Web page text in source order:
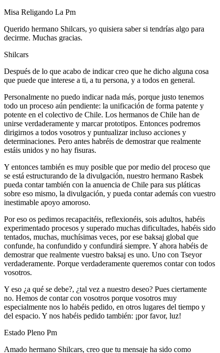
Misa Religando La Pm
Querido hermano Shilcars, yo quisiera saber si tendrías algo para
decirme. Muchas gracias.
Shilcars
Después de lo que acabo de indicar creo que he dicho alguna cosa
que puede que interese a ti, a tu persona, y a todos en general.
Personalmente no puedo indicar nada más, porque justo tenemos
todo un proceso aún pendiente: la unificación de forma patente y
potente en el colectivo de Chile. Los hermanos de Chile han de
unirse verdaderamente y marcar prototipos. Entonces podremos
dirigirnos a todos vosotros y puntualizar incluso acciones y
determinaciones. Pero antes habréis de demostrar que realmente
estáis unidos y no hay fisuras.
Y entonces también es muy posible que por medio del proceso que
se está estructurando de la divulgación, nuestro hermano Rasbek
pueda contar también con la anuencia de Chile para sus pláticas
sobre eso mismo, la divulgación, y pueda contar además con vuestro
inestimable apoyo amoroso.
Por eso os pedimos recapacitéis, reflexionéis, sois adultos, habéis
experimentado procesos y superado muchas dificultades, habéis sido
tentados, muchas, muchísimas veces, por ese baksaj global que
confunde, ha confundido y confundirá siempre. Y ahora habéis de
demostrar que realmente vuestro baksaj es uno. Uno con Tseyor
verdaderamente. Porque verdaderamente queremos contar con todos
vosotros.
Y eso ¿a qué se debe?, ¿tal vez a nuestro deseo? Pues ciertamente
no. Hemos de contar con vosotros porque vosotros muy
especialmente nos lo habéis pedido, en otros lugares del tiempo y
del espacio. Y nos habéis pedido también: ¡por favor, luz!
Estado Pleno Pm
Amado hermano Shilcars, creo que tu mensaje ha sido como